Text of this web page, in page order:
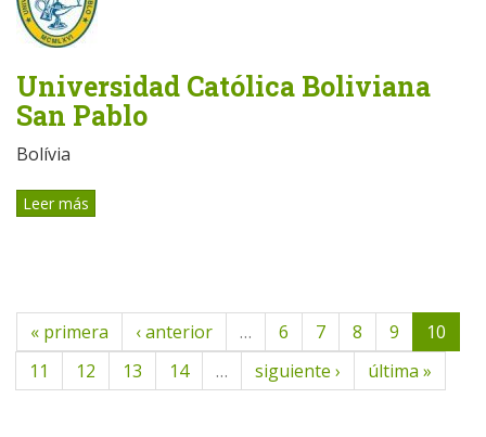
Universidad Católica Boliviana
San Pablo
Bolívia
Leer más
« primera ‹ anterior … 6 7 8 9
10
11
12 13 14 … siguiente › última »